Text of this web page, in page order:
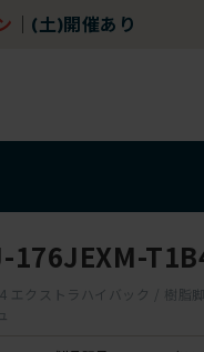
(土)開催あり
176JEXM-
エクストラハイバック / 樹脂